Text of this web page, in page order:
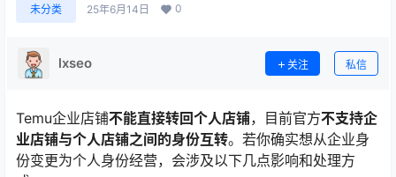
未分类 25年6月14日 0
lxseo 关注 私信
Temu企业店铺不能直接转回个人店铺，目前官方不支持企
业店铺与个人店铺之间的身份互转。若你确实想从企业身
份变更为个人身份经营，会涉及以下几点影响和处理方